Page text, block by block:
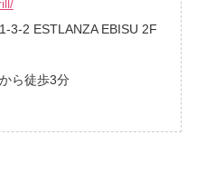
3-2 ESTLANZA EBISU 2F
ら徒歩3分